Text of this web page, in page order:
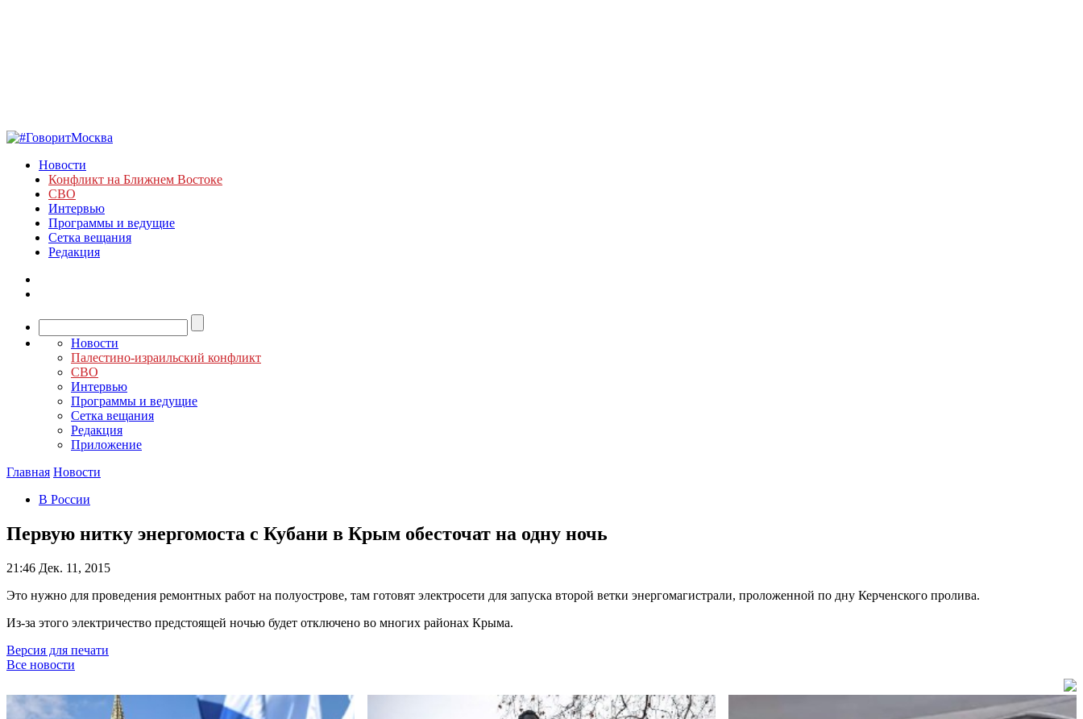
Новости
Конфликт на Ближнем Востоке
СВО
Интервью
Программы и ведущие
Сетка вещания
Редакция
Новости
Палестино-израильский конфликт
СВО
Интервью
Программы и ведущие
Сетка вещания
Редакция
Приложение
Главная Новости
В России
Первую нитку энергомоста с Кубани в Крым обесточат на одну ночь
21:46 Дек. 11, 2015
Это нужно для проведения ремонтных работ на полуострове, там готовят электросети для запуска второй ветки энергомагистрали, проложенной по дну Керченского пролива.
Из-за этого электричество предстоящей ночью будет отключено во многих районах Крыма.
Версия для печати
Все новости